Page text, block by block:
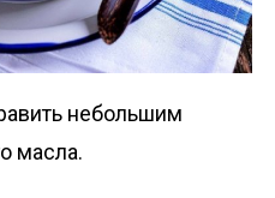
небольшим
масла.